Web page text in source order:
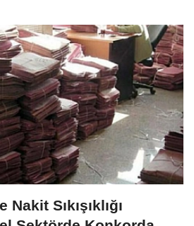
Sıkışıklığı